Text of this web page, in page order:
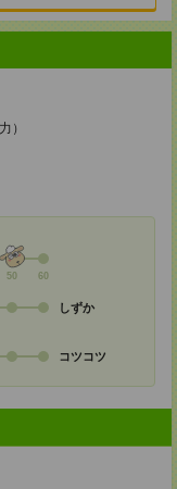
）
50 60
しずか
コツコツ